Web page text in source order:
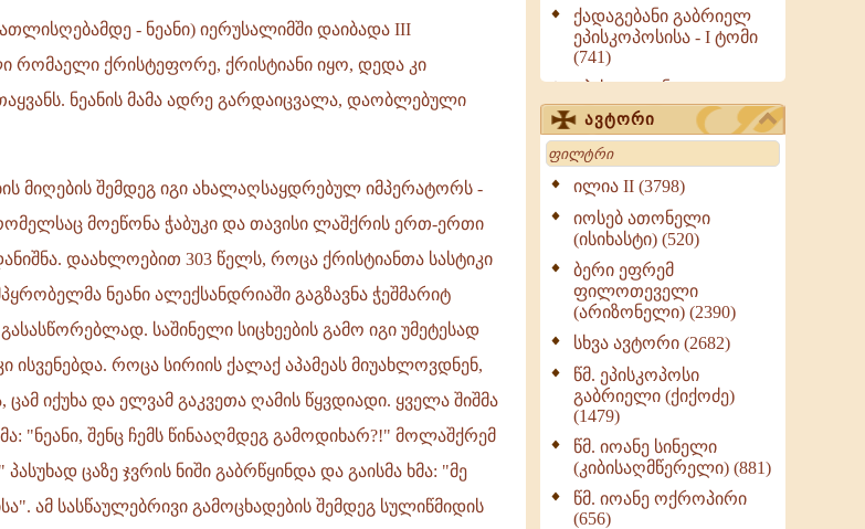
- ნეანი) იერუსალიმში დაიბადა III
რომაელი ქრისტეფორე, ქრისტიანი იყო, დედა კი
ნეანის მამა ადრე გარდაიცვალა, დაობლებული
მიღების შემდეგ იგი ახალაღსაყდრებულ იმპერატორს -
მოეწონა ჭაბუკი და თავისი ლაშქრის ერთ-ერთი
დაახლოებით 303 წელს, როცა ქრისტიანთა სასტიკი
ნეანი ალექსანდრიაში გაგზავნა ჭეშმარიტ
საშინელი სიცხეების გამო იგი უმეტესად
როცა სირიის ქალაქ აპამეას მიუახლოვდნენ,
იქუხა და ელვამ გაკვეთა ღამის წყვდიადი. ყველა შიშმა
"ნეანი, შენც ჩემს წინააღმდეგ გამოდიხარ?!" მოლაშქრემ
ცაზე ჯვრის ნიში გაბრწყინდა და გაისმა ხმა: "მე
ამ სასწაულებრივი გამოცხადების შემდეგ სულიწმიდის
ქადაგებანი გაბრიელ
ეპისკოპოსისა - I ტომი
(741)
ეპისტოლენი,
ქადაგებანი, სიტყვანი
(ნაწილი III) (723)
მოძღვრის ძალზე
სასარგებლო რჩევები
მრევლისათვის (545)
Wisdomge (514)
ქადაგებანი გაბრიელ
ეპისკოპოსისა - II ტომი
(370)
სულიერი ცხოვრების
სახელმძღვანელო -
ნაწილი II (369)
ღმერთი და ადამიანები
(287)
ბერის დიადემა (278)
მონაზვნური
გამოცდილების
ავტორი
Search
ილია II (3798)
იოსებ ათონელი
(ისიხასტი) (520)
ბერი ეფრემ
ფილოთეველი
(არიზონელი) (2390)
სხვა ავტორი (2682)
წმ. ეპისკოპოსი
გაბრიელი (ქიქოძე)
(1479)
წმ. იოანე სინელი
(კიბისაღმწერელი) (881)
წმ. იოანე ოქროპირი
(656)